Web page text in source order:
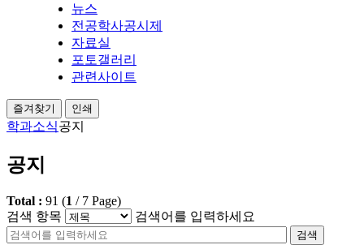
뉴스
전공학사공시제
자료실
포토갤러리
관련사이트
즐겨찾기 인쇄
학과소식공지
공지
Total : 91 (1 / 7 Page)
검색 항목
검색어를 입력하세요
검색